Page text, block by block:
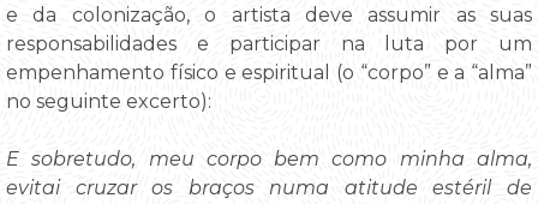
e da colonização, o artista deve assumir as suas
responsabilidades e participar na luta por um
empenhamento físico e espiritual (o “corpo” e a “alma”
no seguinte excerto):
E sobretudo, meu corpo bem como minha alma,
evitai cruzar os braços numa atitude estéril de